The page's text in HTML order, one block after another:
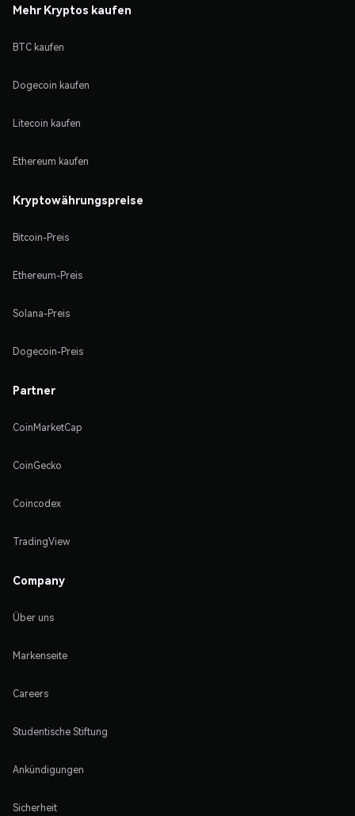
Mehr Kryptos kaufen
BTC kaufen
Dogecoin kaufen
Litecoin kaufen
Ethereum kaufen
Kryptowährungspreise
Bitcoin-Preis
Ethereum-Preis
Solana-Preis
Dogecoin-Preis
Partner
CoinMarketCap
CoinGecko
Coincodex
TradingView
Company
Über uns
Markenseite
Careers
Studentische Stiftung
Ankündigungen
Sicherheit